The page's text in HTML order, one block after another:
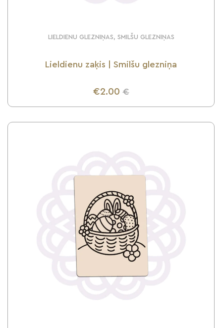
LIELDIENU GLEZNIŅAS, SMILŠU GLEZNIŅAS
Lieldienu zaķis | Smilšu glezniņa
€2.00 €
UZZINI VAIRĀK